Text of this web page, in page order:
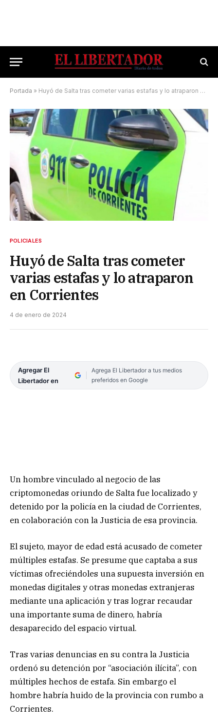
Portada » Huyó de Salta tras cometer varias estafas y lo atraparon en Corrientes
POLICIALES
Huyó de Salta tras cometer
varias estafas y lo atraparon
en Corrientes
4 de enero de 2024
Agregar El
Libertador en
Agrega El Libertador a tus medios
preferidos en Google
Un hombre vinculado al negocio de las
criptomonedas oriundo de Salta fue localizado y
detenido por la policía en la ciudad de Corrientes,
en colaboración con la Justicia de esa provincia.
El sujeto, mayor de edad está acusado de cometer
múltiples estafas. Se presume que captaba a sus
víctimas ofreciéndoles una supuesta inversión en
monedas digitales y otras monedas extranjeras
mediante una aplicación y tras lograr recaudar
una importante suma de dinero, habría
desaparecido del espacio virtual.
Tras varias denuncias en su contra la Justicia
ordenó su detención por “asociación ilícita”, con
múltiples hechos de estafa. Sin embargo el
hombre habría huido de la provincia con rumbo a
Corrientes.